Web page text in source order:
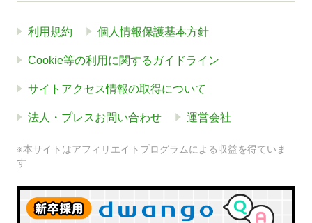
利用規約 個人情報保護基本方針
Cookie等の利用に関するガイドライン
サイトアクセス情報の取得について
法人・プレスお問い合わせ 運営会社
※本サイトはアフィリエイトプログラムによる収益を得ていま
す